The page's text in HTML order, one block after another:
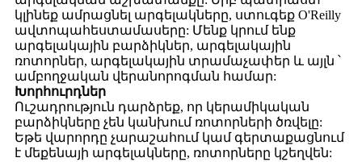
կլինեք ամրացնել արգելակները, ստուգեք O'Reilly
ավտոպահեստամասերը: Մենք կրում ենք
արգելակային բարձիկներ, արգելակային
ռոտորներ, արգելակային տրամաչափեր և այլն ՝
ամբողջական վերանորոգման համար:
Խորհուրդներ
Ուշադրություն դարձրեք, որ կերամիկական
բարձիկները չեն կանխում ռոտորների ծռվելը:
Եթե ​​վարորդը չարաշահում կամ գերտաքացնում
է մեքենայի արգելակները, ռոտորները կշեղվեն: